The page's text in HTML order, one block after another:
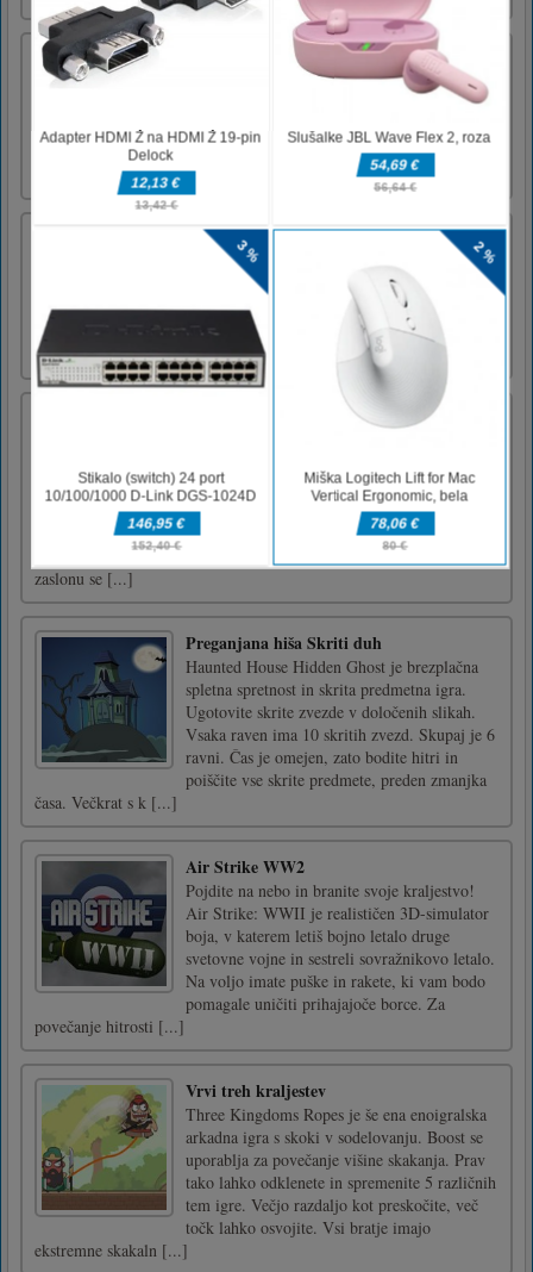
V Fruita Crush vas čaka plodna tekma
match3. Povežite 3 plodove ali več, zberite
čim več točk in prekoračite več kot 100
zahtevnih stopenj.
Blokira Puzzle Zoo
Rešite ujetnike, tako da na polje postavite
blokovne oblike, da ključe povežete s
kletkami!
desno brez trkov. imate lahko 5 zrušitev. Ko
igrate, zbirajte kovance na cesti za svoj
rezultat. Na zaslonu se lahko dotaknete levo in
desno ali puščične tipke levo in desno na
tipkovnici ali igralni ploščici. Uživajte!Na
zaslonu se [...]
Preganjana hiša Skriti duh
Haunted House Hidden Ghost je brezplačna
spletna spretnost in skrita predmetna igra.
Ugotovite skrite zvezde v določenih slikah.
Vsaka raven ima 10 skritih zvezd. Skupaj je 6
ravni. Čas je omejen, zato bodite hitri in
poiščite vse skrite predmete, preden zmanjka
časa. Večkrat s k [...]
Air Strike WW2
Pojdite na nebo in branite svoje kraljestvo!
Air Strike: WWII je realističen 3D-simulator
boja, v katerem letiš bojno letalo druge
svetovne vojne in sestreli sovražnikovo letalo.
Na voljo imate puške in rakete, ki vam bodo
pomagale uničiti prihajajoče borce. Za
povečanje hitrosti [...]
Vrvi treh kraljestev
Three Kingdoms Ropes je še ena enoigralska
arkadna igra s skoki v sodelovanju. Boost se
uporablja za povečanje višine skakanja. Prav
tako lahko odklenete in spremenite 5 različnih
tem igre. Večjo razdaljo kot preskočite, več
točk lahko osvojite. Vsi bratje imajo
ekstremne skakaln [...]